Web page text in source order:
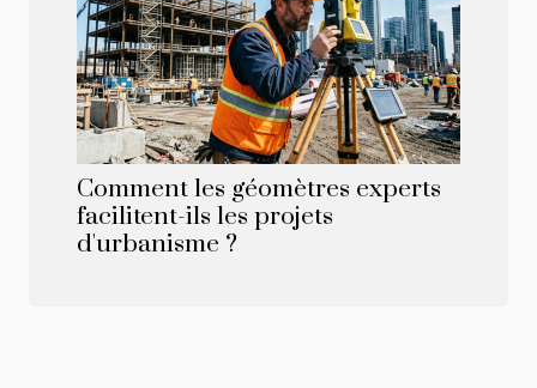
Comment les géomètres experts
facilitent-ils les projets
d'urbanisme ?